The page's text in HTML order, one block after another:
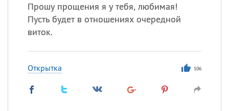
Прошу прощения я у тебя, любимая!
Пусть будет в отношениях очередной
виток.
Открытка 106